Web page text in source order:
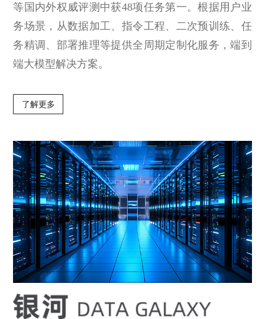
等国内外权威评测中获48项任务第一。根据用户业
务场景，从数据加工、指令工程、二次预训练、任
务精调、部署推理等提供全周期定制化服务，端到
端大模型解决方案。
了解更多